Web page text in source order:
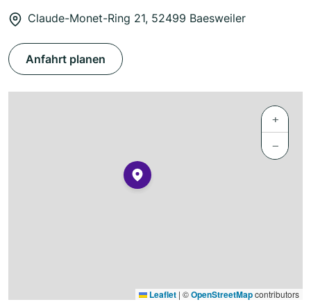
Claude-Monet-Ring 21, 52499 Baesweiler
Anfahrt planen
+
−
Leaflet | ©OpenStreetMapcontributors